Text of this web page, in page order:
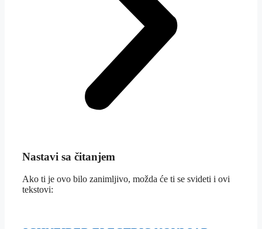
Nastavi sa čitanjem
Ako ti je ovo bilo zanimljivo, možda će ti se svideti i ovi
tekstovi: